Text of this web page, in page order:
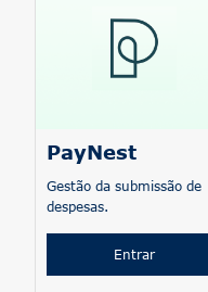
PayNest
Gestão da submissão de
despesas.
Entrar